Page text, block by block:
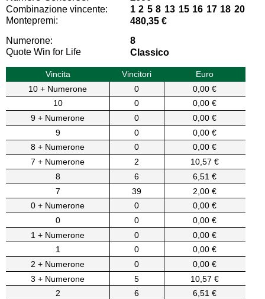
Combinazione vincente:
1 2 5 8 13 15 16 17 18 20
Montepremi:
480,35 €
Numerone:
8
Quote Win for Life
Classico
Vincita Vincitori
Euro
10 + Numerone
0
0,00 €
10
0
0,00 €
9 + Numerone
0
0,00 €
9
0
0,00 €
8 + Numerone
0
0,00 €
7 + Numerone
2
10,57 €
8
6
6,51 €
7
39
2,00 €
0 + Numerone
0
0,00 €
0
0
0,00 €
1 + Numerone
0
0,00 €
1
0
0,00 €
2 + Numerone
0
0,00 €
3 + Numerone
5
10,57 €
2
6
6,51 €